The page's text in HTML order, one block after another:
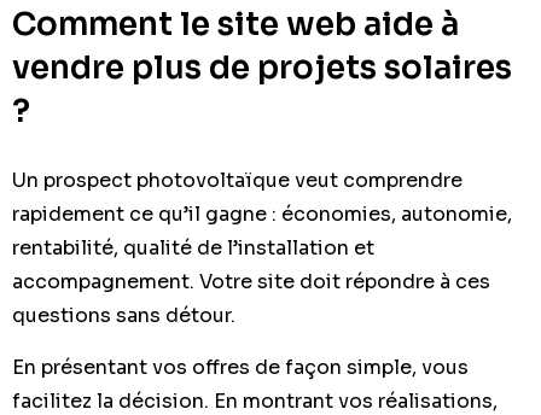
Comment le site web aide à
vendre plus de projets solaires
?
Un prospect photovoltaïque veut comprendre
rapidement ce qu’il gagne : économies, autonomie,
rentabilité, qualité de l’installation et
accompagnement. Votre site doit répondre à ces
questions sans détour.
En présentant vos offres de façon simple, vous
facilitez la décision. En montrant vos réalisations,